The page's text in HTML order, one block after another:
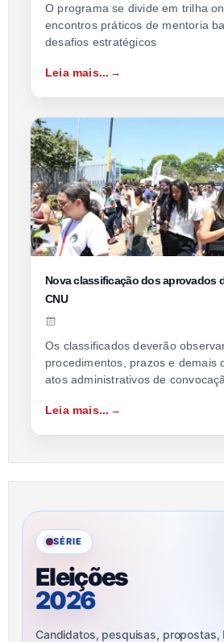
O programa se divide em trilha
encontros práticos de mentoria
desafios estratégicos
Leia mais...
Nova classificação dos aprovados
CNU
Os classificados deverão
procedimentos, prazos e demais
atos administrativos de
Leia mais...
SÉRIE
Eleições
2026
Candidatos, pesquisas,